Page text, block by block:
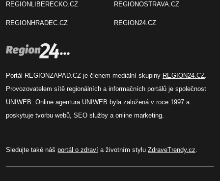
REGIONLIBERECKO.CZ
REGIONHRADEC.CZ
REGIONOSTRAVA.CZ
REGION24.CZ
Portál REGIONZAPAD.CZ je členem mediální skupiny REGION24.CZ.
Provozovatelem sítě regionálních a informačních portálů je společnost
UNIWEB. Online agentura UNIWEB byla založená v roce 1997 a
poskytuje tvorbu webů, SEO služby a online marketing.
Sledujte také náš portál o zdraví a životním stylu ZdraveTrendy.cz.